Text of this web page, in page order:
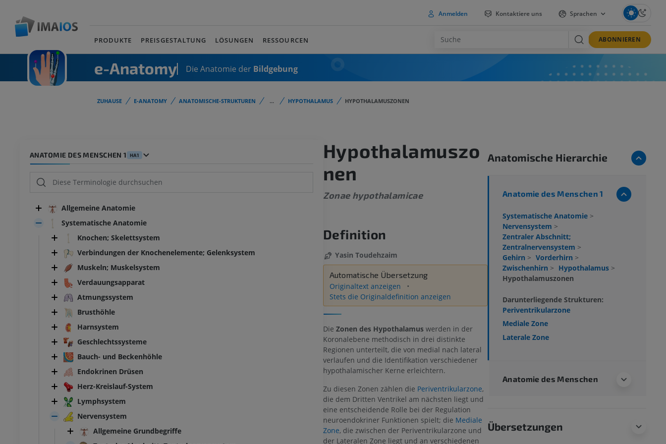
Anmelden Kontaktiere uns Sprachen
PRODUKTE PREISGESTALTUNG LÖSUNGEN RESSOURCEN ABONNIEREN
e-Anatomy Die Anatomie der Bildgebung
ZUHAUSE E-ANATOMY ANATOMISCHE-STRUKTUREN ... HYPOTHALAMUS HYPOTHALAMUSZONEN
ANATOMIE DES MENSCHEN 1 HA1
Allgemeine Anatomie
Systematische Anatomie
Knochen; Skelettsystem
Verbindungen der Knochenelemente; Gelenksystem
Muskeln; Muskelsystem
Verdauungsapparat
Atmungssystem
Brusthöhle
Harnsystem
Geschlechtssysteme
Bauch- und Beckenhöhle
Endokrinen Drüsen
Herz-Kreislauf-System
Lymphsystem
Nervensystem
Allgemeine Grundbegriffe
Hypothalamuszo
nen
Zonae hypothalamicae
Definition
Yasin Toudehzaim
Automatische Übersetzung
Originaltext anzeigen
Stets die Originaldefinition anzeigen
Die Zonen des Hypothalamuswerden in der
Koronalebene methodisch in drei distinkte
Regionen unterteilt, die von medial nach lateral
verlaufen und die Identifikation verschiedener
hypothalamischer Kerne erleichtern.
Zu diesen Zonen zählen die Periventrikularzone,
die dem Dritten Ventrikel am nächsten liegt und
eine entscheidende Rolle bei der Regulation
neuroendokriner Funktionen spielt; die Mediale
Zone, die zwischen der Periventrikularzone und
der Lateralen Zone liegt und an verschiedenen
Anatomische Hierarchie
Anatomie des Menschen 1
Systematische Anatomie >
Nervensystem >
Zentraler Abschnitt;
Zentralnervensystem >
Gehirn > Vorderhirn >
Zwischenhirn > Hypothalamus >
Hypothalamuszonen
Darunterliegende Strukturen:
Periventrikularzone
Mediale Zone
Laterale Zone
Anatomie des Menschen
Übersetzungen